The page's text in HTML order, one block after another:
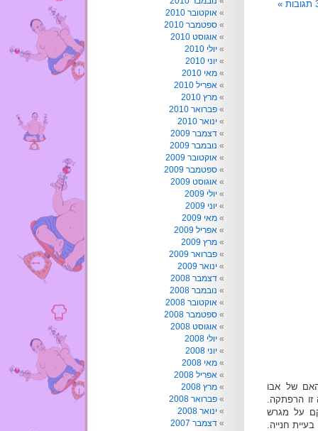
»
של אבו
זו הרפתקה.
על מגרש
חנייה.
אוקטובר 2010
ספטמבר 2010
אוגוסט 2010
יולי 2010
יוני 2010
מאי 2010
אפריל 2010
מרץ 2010
פברואר 2010
ינואר 2010
דצמבר 2009
נובמבר 2009
אוקטובר 2009
ספטמבר 2009
אוגוסט 2009
יולי 2009
יוני 2009
מאי 2009
אפריל 2009
מרץ 2009
פברואר 2009
ינואר 2009
דצמבר 2008
נובמבר 2008
אוקטובר 2008
ספטמבר 2008
אוגוסט 2008
יולי 2008
יוני 2008
מאי 2008
אפריל 2008
מרץ 2008
פברואר 2008
ינואר 2008
דצמבר 2007